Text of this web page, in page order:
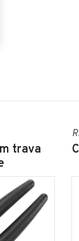
trava